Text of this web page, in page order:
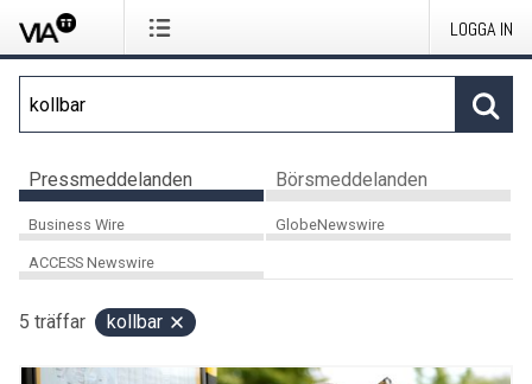
LOGGA IN
Pressmeddelanden Börsmeddelanden
Business Wire GlobeNewswire
ACCESS Newswire
5 träffar kollbar